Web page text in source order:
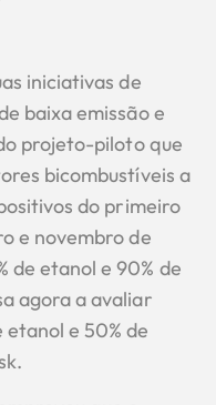
iniciativas de
baixa emissão e
projeto-piloto que
bicombustíveis a
do primeiro
e novembro de
de etanol e 90% de
agora a avaliar
etanol e 50% de